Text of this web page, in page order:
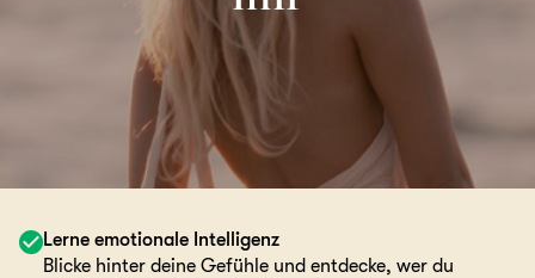
Lerne emotionale Intelligenz
Blicke hinter deine Gefühle und entdecke, wer du